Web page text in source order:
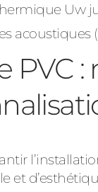
Uw
acoustiques
PVC
et